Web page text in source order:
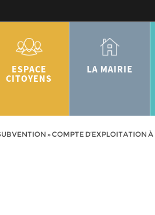
ESPACE
CITOYENS
LA MAIRIE
»COMPTE D’EXPLOITATION